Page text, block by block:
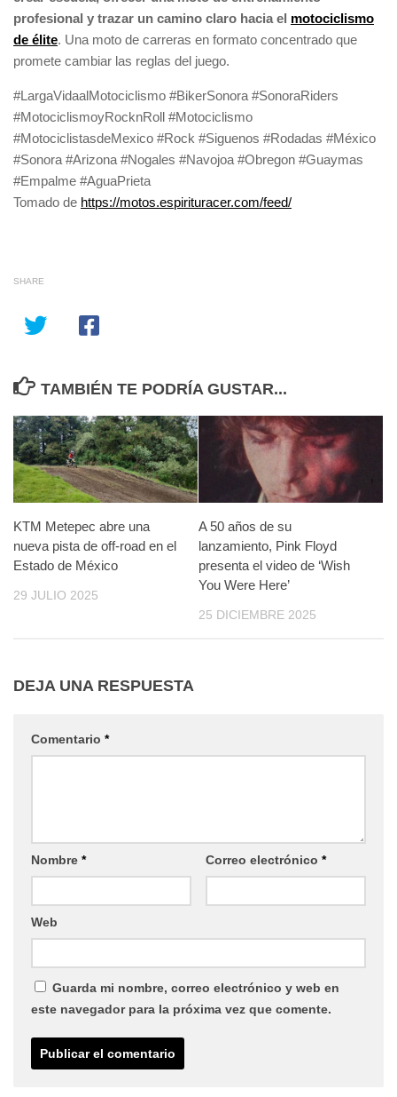
profesional y trazar un camino claro hacia el motociclismo
de élite. Una moto de carreras en formato concentrado que
promete cambiar las reglas del juego.
#LargaVidaalMotociclismo #BikerSonora #SonoraRiders
#MotociclismoyRocknRoll #Motociclismo
#MotociclistasdeMexico #Rock #Siguenos #Rodadas #México
#Sonora #Arizona #Nogales #Navojoa #Obregon #Guaymas
#Empalme #AguaPrieta
Tomado de https://motos.espirituracer.com/feed/
SHARE
TAMBIÉN TE PODRÍA GUSTAR...
KTM Metepec abre una
nueva pista de off-road en el
Estado de México
29 JULIO 2025
A 50 años de su
lanzamiento, Pink Floyd
presenta el video de ‘Wish
You Were Here’
25 DICIEMBRE 2025
DEJA UNA RESPUESTA
Comentario *
Nombre * Correo electrónico *
Web
Guarda mi nombre, correo electrónico y web en
este navegador para la próxima vez que comente.